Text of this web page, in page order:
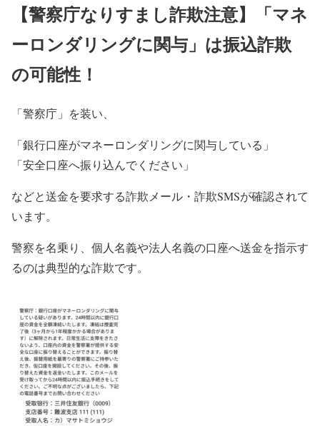
【警察庁なりすまし詐欺注意】「マネ
ーロンダリングに関与」は振込詐欺
の可能性！
「警察庁」を装い、
「銀行口座がマネーロンダリングに関与している」
「安全口座へ振り込んでください」
などと送金を要求する詐欺メール・詐欺SMSが確認されて
います。
警察を名乗り、個人名義や法人名義の口座へ送金を指示す
るのは典型的な詐欺です。